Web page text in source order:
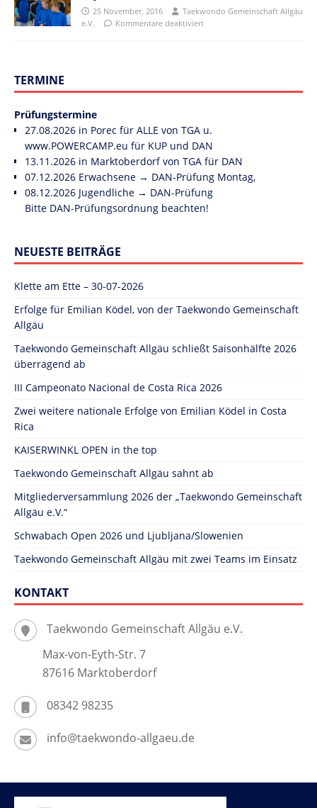
25 November, 2016
Taekwondo Gemeinschaft Allgäu
e.V.
Kommentare deaktiviert
TERMINE
Prüfungstermine
27.08.2026 in Porec für ALLE von TGA u.
www.POWERCAMP.eu für KUP und DAN
13.11.2026 in Marktoberdorf von TGA für DAN
07.12.2026 Erwachsene → DAN-Prüfung Montag,
08.12.2026 Jugendliche → DAN-Prüfung
Bitte DAN-Prüfungsordnung beachten!
NEUESTE BEITRÄGE
Klette am Ette – 30-07-2026
Erfolge für Emilian Ködel, von der Taekwondo Gemeinschaft
Allgäu
Taekwondo Gemeinschaft Allgäu schließt Saisonhälfte 2026
überragend ab
III Campeonato Nacional de Costa Rica 2026
Zwei weitere nationale Erfolge von Emilian Ködel in Costa
Rica
KAISERWINKL OPEN in the top
Taekwondo Gemeinschaft Allgäu sahnt ab
Mitgliederversammlung 2026 der „Taekwondo Gemeinschaft
Allgäu e.V.“
Schwabach Open 2026 und Ljubljana/Slowenien
Taekwondo Gemeinschaft Allgäu mit zwei Teams im Einsatz
KONTAKT
Taekwondo Gemeinschaft Allgäu e.V.
Max-von-Eyth-Str. 7
87616 Marktoberdorf
08342 98235
info@taekwondo-allgaeu.de